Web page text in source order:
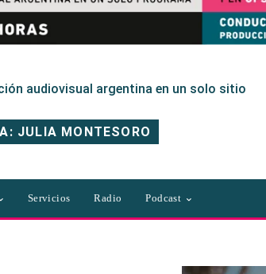
audiovisual argentina en un solo sitio
JULIA MONTESORO
Servicios Radio Podcast